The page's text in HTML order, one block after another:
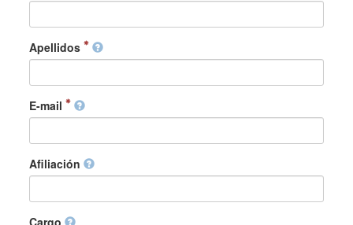
Apellidos
E-mail
Afiliación
Cargo